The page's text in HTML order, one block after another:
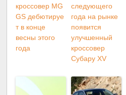
кроссовер MG
GS дебютируе
т в конце
весны этого
года
следующего
года на рынке
появится
улучшенный
кроссовер
Субару XV